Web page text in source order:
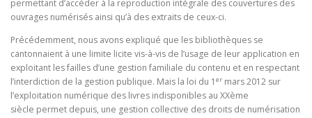
permettant d’accéder à la reproduction intégrale des couvertures des
ouvrages numérisés ainsi qu’à des extraits de ceux-ci.
Précédemment, nous avons expliqué que les bibliothèques se
cantonnaient à une limite licite vis-à-vis de l’usage de leur application en
exploitant les failles d’une gestion familiale du contenu et en respectant
l’interdiction de la gestion publique. Mais la loi du 1 er mars 2012 sur
l’exploitation numérique des livres indisponibles au XXème
siècle permet depuis, une gestion collective des droits de numérisation